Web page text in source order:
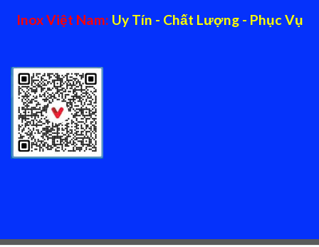
Inox Việt Nam: Uy Tín - Chất Lượng - Phục Vụ